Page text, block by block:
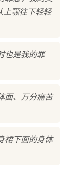
上颚往下轻轻
也是我的罪
面、万分痛苦
裙下面的身体